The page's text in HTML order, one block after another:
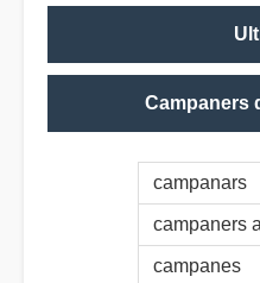
Campaners
campanars
campaners
campanes